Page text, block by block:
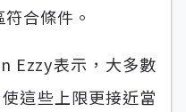
合條件。
Ezzy表示，大多數
這些上限更接近當